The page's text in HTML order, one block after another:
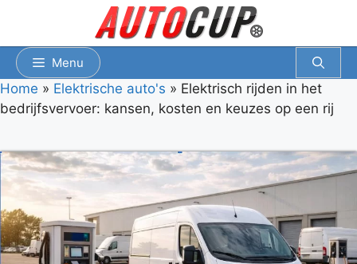
inhoud
Menu
Home » Elektrische auto's » Elektrisch rijden in het
bedrijfsvervoer: kansen, kosten en keuzes op een rij